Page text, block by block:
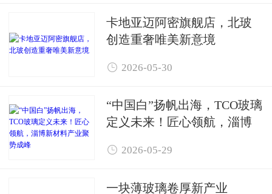
卡地亚迈阿密旗舰店，北玻
创造重奢唯美新意境
 2026-05-30
“中国白”扬帆出海，TCO玻璃
定义未来！匠心领航，淄博
 2026-05-29
一块薄玻璃卷厚新产业